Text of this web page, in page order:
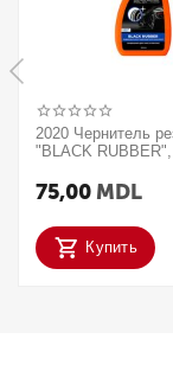
2020 Чернитель
"BLACK
75,00 MDL
Купить